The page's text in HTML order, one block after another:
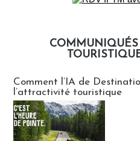
Comment l’IA de
l’attractivité touristique